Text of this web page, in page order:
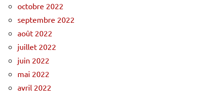
octobre 2022
septembre 2022
août 2022
juillet 2022
juin 2022
mai 2022
avril 2022